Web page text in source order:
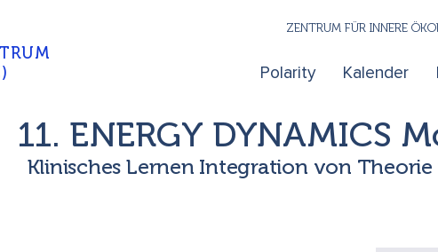
Polarity Kalender
ZENTRUM FÜR INNERE
11. ENERGY DYNAMICS
Klinisches Lernen Integration von Theorie